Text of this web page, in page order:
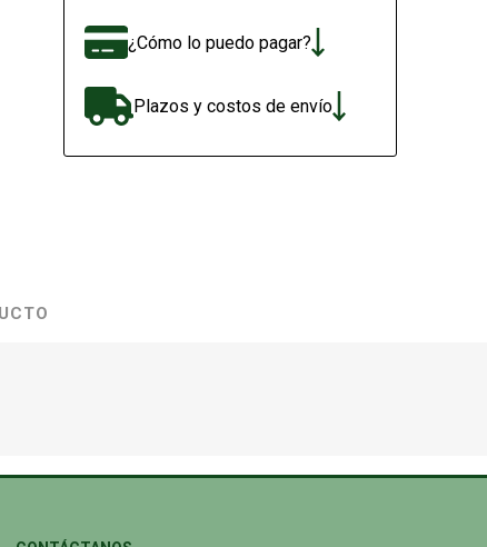
¿Cómo lo puedo pagar?
Plazos y costos de envío